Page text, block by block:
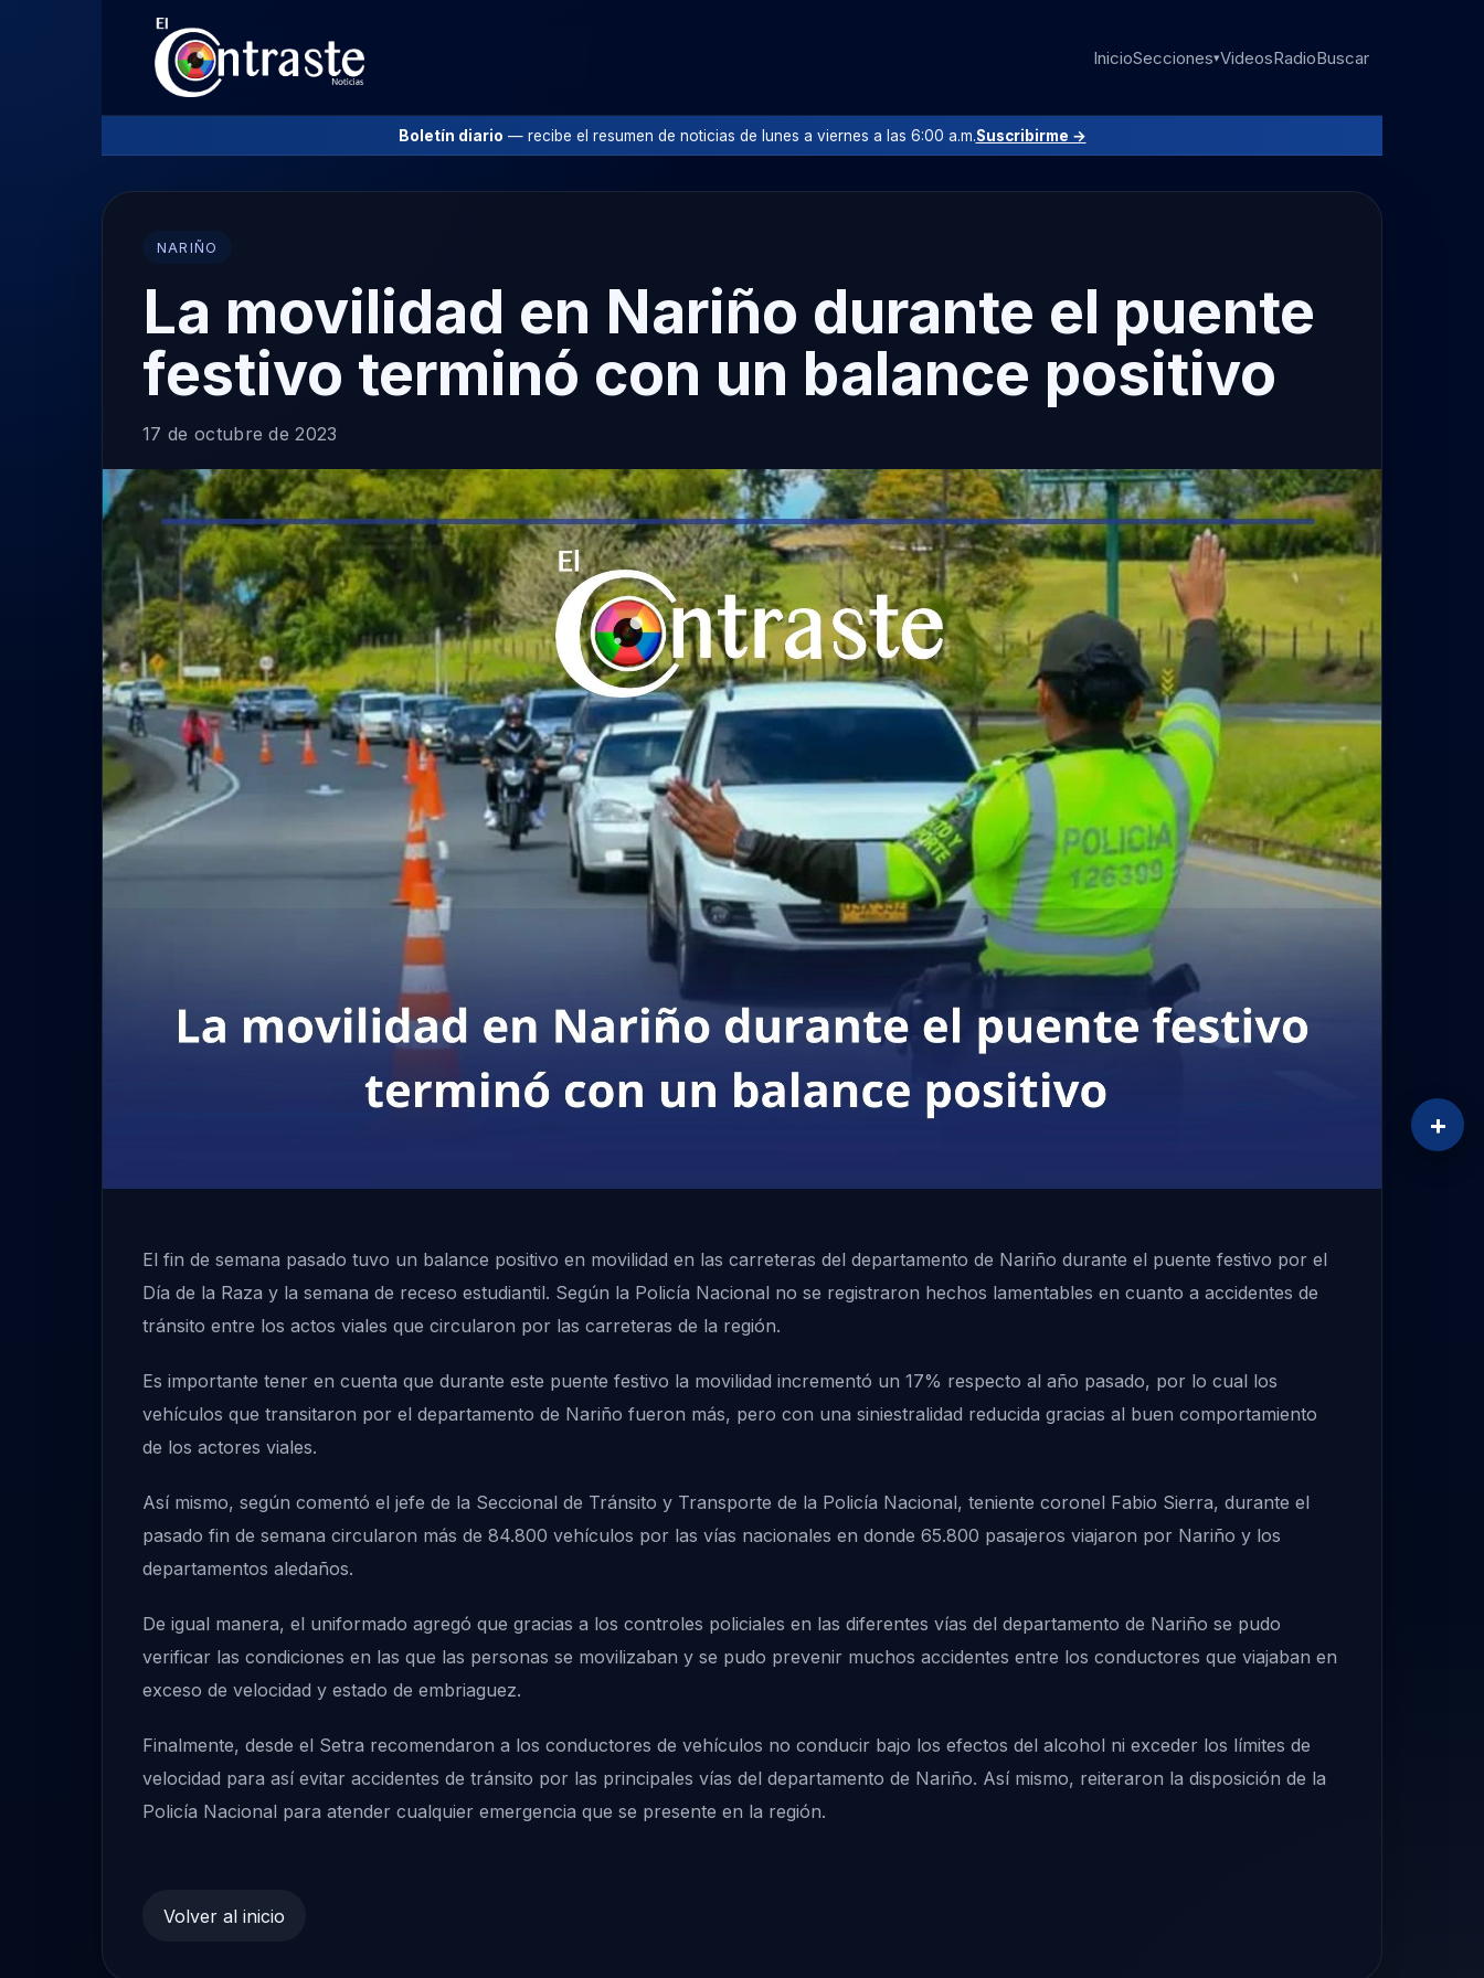
InicioSecciones▾VideosRadioBuscar
Boletín diario — recibe el resumen de noticias de lunes a viernes a las 6:00 a.m.Suscribirme →
NARIÑO
La movilidad en Nariño durante el puente
festivo terminó con un balance positivo
17 de octubre de 2023
El fin de semana pasado tuvo un balance positivo en movilidad en las carreteras del departamento de Nariño durante el puente festivo por el
Día de la Raza y la semana de receso estudiantil. Según la Policía Nacional no se registraron hechos lamentables en cuanto a accidentes de
tránsito entre los actos viales que circularon por las carreteras de la región.
Es importante tener en cuenta que durante este puente festivo la movilidad incrementó un 17% respecto al año pasado, por lo cual los
vehículos que transitaron por el departamento de Nariño fueron más, pero con una siniestralidad reducida gracias al buen comportamiento
de los actores viales.
Así mismo, según comentó el jefe de la Seccional de Tránsito y Transporte de la Policía Nacional, teniente coronel Fabio Sierra, durante el
pasado fin de semana circularon más de 84.800 vehículos por las vías nacionales en donde 65.800 pasajeros viajaron por Nariño y los
departamentos aledaños.
De igual manera, el uniformado agregó que gracias a los controles policiales en las diferentes vías del departamento de Nariño se pudo
verificar las condiciones en las que las personas se movilizaban y se pudo prevenir muchos accidentes entre los conductores que viajaban en
exceso de velocidad y estado de embriaguez.
Finalmente, desde el Setra recomendaron a los conductores de vehículos no conducir bajo los efectos del alcohol ni exceder los límites de
velocidad para así evitar accidentes de tránsito por las principales vías del departamento de Nariño. Así mismo, reiteraron la disposición de la
Policía Nacional para atender cualquier emergencia que se presente en la región.
Volver al inicio
+